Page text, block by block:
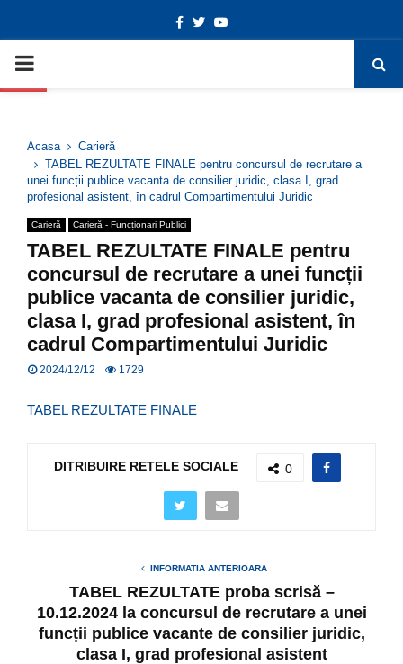
Deschide bara de unelte
Facebook
TwitterYoutube
PRIMARY
Acasa
Carieră
TABEL REZULTATE FINALE pentru concursul de recrutare a
unei funcții publice vacanta de consilier juridic, clasa I, grad
profesional asistent, în cadrul Compartimentului Juridic
Carieră Carieră - Funcționari Publici
TABEL REZULTATE FINALE pentru
concursul de recrutare a unei funcții
publice vacanta de consilier juridic,
clasa I, grad profesional asistent, în
cadrul Compartimentului Juridic
2024/12/12 1729
TABEL REZULTATE FINALE
DITRIBUIRE RETELE SOCIALE 0
INFORMATIA ANTERIOARA
TABEL REZULTATE proba scrisă –
10.12.2024 la concursul de recrutare a unei
funcții publice vacante de consilier juridic,
clasa I, grad profesional asistent